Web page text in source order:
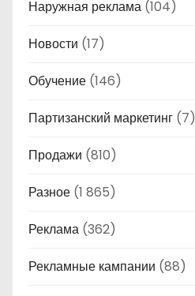
Наружная реклама (104)
Новости (17)
Обучение (146)
Партизанский маркетинг (7)
Продажи (810)
Разное (1 865)
Реклама (362)
Рекламные кампании (88)